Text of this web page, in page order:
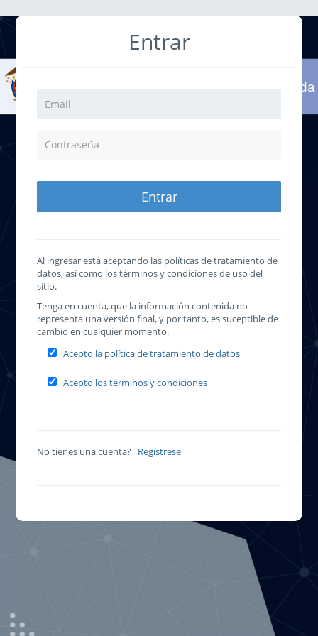
Entrar
Entrar
Al ingresar está aceptando las políticas de tratamiento de
datos, así como los términos y condiciones de uso del
sitio.
Tenga en cuenta, que la información contenida no
representa una versión final, y por tanto, es suceptible de
cambio en cualquier momento.
Acepto la política de tratamiento de datos
Acepto los términos y condiciones
No tienes una cuenta? Regístrese